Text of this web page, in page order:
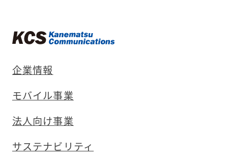
企業情報
モバイル事業
法人向け事業
サステナビリティ